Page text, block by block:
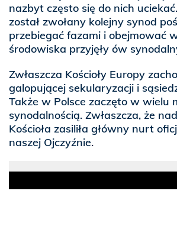
nazbyt często się do nich
został zwołany kolejny synod
przebiegać fazami i obejmować
środowiska przyjęły ów
Zwłaszcza Kościoły Europy
galopującej sekularyzacji i
Także w Polsce zaczęto w wielu
synodalnością. Zwłaszcza, że
Kościoła zasiliła główny nurt
naszej Ojczyźnie.